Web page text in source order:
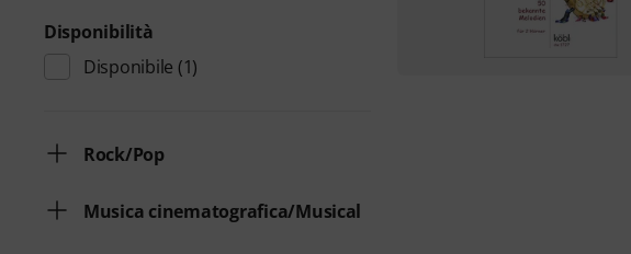
Disponibilità
Disponibile (1)
Rock/Pop
Musica cinematografica/Musical